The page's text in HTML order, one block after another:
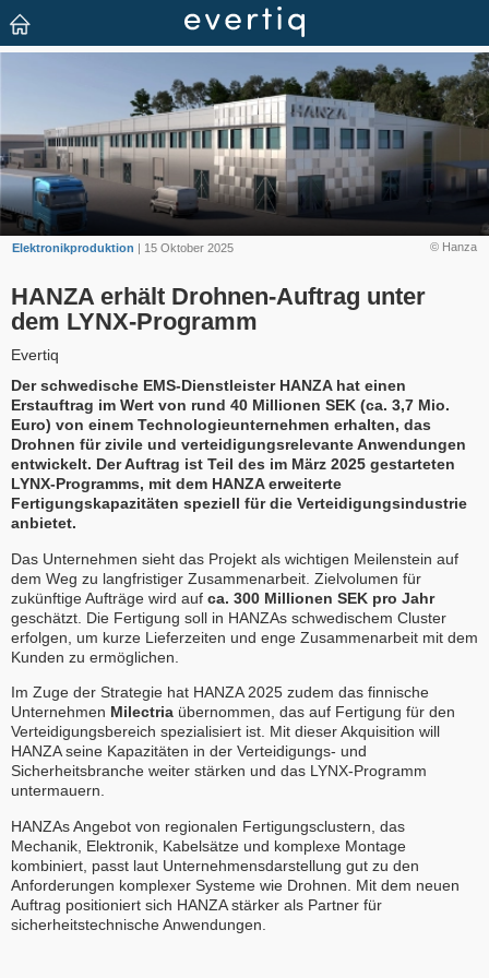
© Hanza
Elektronikproduktion | 15 Oktober 2025
HANZA erhält Drohnen-Auftrag unter
dem LYNX-Programm
Evertiq
Der schwedische EMS-Dienstleister HANZA hat einen
Erstauftrag im Wert von rund 40 Millionen SEK (ca. 3,7 Mio.
Euro) von einem Technologieunternehmen erhalten, das
Drohnen für zivile und verteidigungsrelevante Anwendungen
entwickelt. Der Auftrag ist Teil des im März 2025 gestarteten
LYNX-Programms, mit dem HANZA erweiterte
Fertigungskapazitäten speziell für die Verteidigungsindustrie
anbietet.
Das Unternehmen sieht das Projekt als wichtigen Meilenstein auf
dem Weg zu langfristiger Zusammenarbeit. Zielvolumen für
zukünftige Aufträge wird auf ca. 300 Millionen SEK pro Jahr
geschätzt. Die Fertigung soll in HANZAs schwedischem Cluster
erfolgen, um kurze Lieferzeiten und enge Zusammenarbeit mit dem
Kunden zu ermöglichen.
Im Zuge der Strategie hat HANZA 2025 zudem das finnische
Unternehmen Milectria übernommen, das auf Fertigung für den
Verteidigungsbereich spezialisiert ist. Mit dieser Akquisition will
HANZA seine Kapazitäten in der Verteidigungs- und
Sicherheitsbranche weiter stärken und das LYNX-Programm
untermauern.
HANZAs Angebot von regionalen Fertigungsclustern, das
Mechanik, Elektronik, Kabelsätze und komplexe Montage
kombiniert, passt laut Unternehmensdarstellung gut zu den
Anforderungen komplexer Systeme wie Drohnen. Mit dem neuen
Auftrag positioniert sich HANZA stärker als Partner für
sicherheitstechnische Anwendungen.